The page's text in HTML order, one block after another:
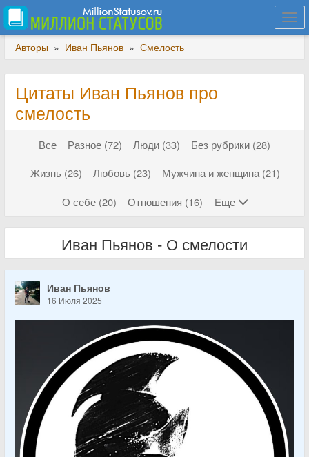
Авторы » Иван Пьянов » Смелость
Цитаты Иван Пьянов про
смелость
Все Разное (72) Люди (33)
Без рубрики (28)
Жизнь (26)
Любовь (23)
Мужчина и женщина (21)
О себе (20)
Отношения (16) Еще
Иван Пьянов - О смелости
Иван Пьянов
16 Июля 2025